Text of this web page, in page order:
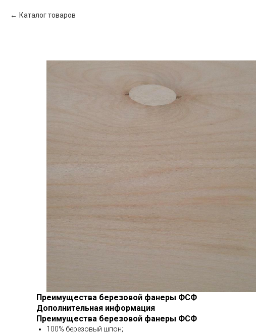
Каталог товаров
Преимущества березовой фанеры ФСФ
Дополнительная информация
Преимущества березовой фанеры ФСФ
100% березовый шпон;